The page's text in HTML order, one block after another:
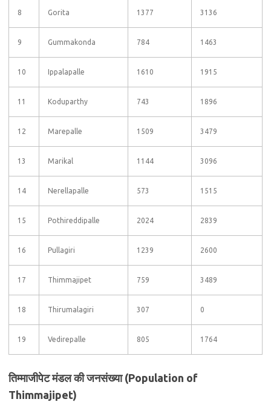
8 Gorita 1377 3136
9 Gummakonda 784 1463
10 Ippalapalle 1610 1915
11 Koduparthy 743 1896
12 Marepalle 1509 3479
13 Marikal 1144 3096
14 Nerellapalle 573 1515
15 Pothireddipalle 2024 2839
16 Pullagiri 1239 2600
17 Thimmajipet 759 3489
18 Thirumalagiri 307 0
19 Vedirepalle 805 1764
तिम्माजीपेट मंडल की जनसंख्या (Population of
Thimmajipet)